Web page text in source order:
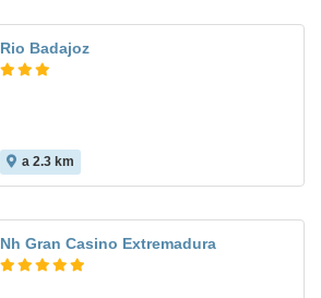
Rio Badajoz
a 2.3 km
Nh Gran Casino Extremadura